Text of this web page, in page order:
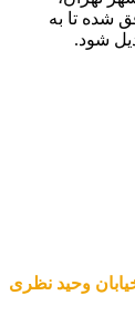
شده تا به
شود.
وحید نظری